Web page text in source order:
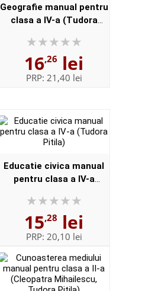
Geografie manual pentru
clasa a IV-a (Tudora
16,26 lei
PRP: 21,40 lei
Educatie civica manual
pentru clasa a IV-a
15,28 lei
PRP: 20,10 lei